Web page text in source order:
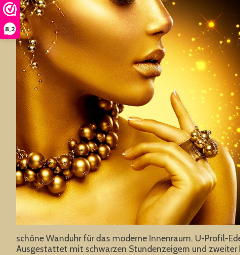
8,2
schöne Wanduhr für das moderne Innenraum. U-Profil-
Ausgestattet mit schwarzen Stundenzeigern und